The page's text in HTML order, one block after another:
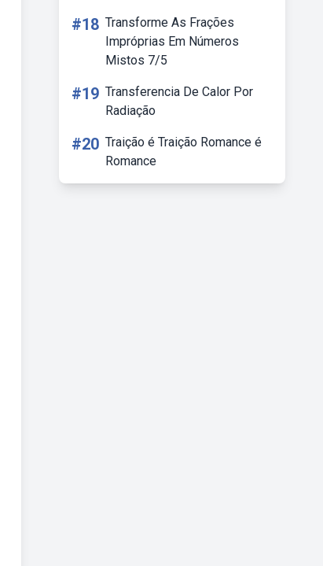
#18 Transforme As Frações
Impróprias Em Números
Mistos 7/5
#19 Transferencia De Calor Por
Radiação
#20 Traição é Traição Romance é
Romance